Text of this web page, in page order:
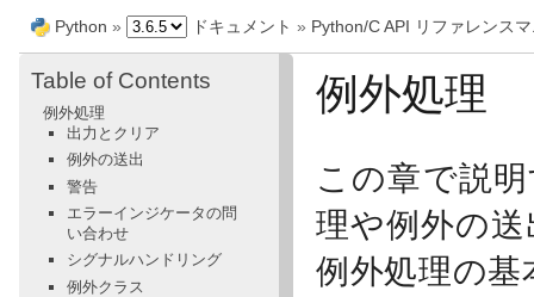
Python » ドキュメント » Python/C API リファレンス
例外処理
この章で説
理や例外の
例外処理の
Table of Contents
例外処理
出力とクリア
例外の送出
警告
エラーインジケータの問
い合わせ
シグナルハンドリング
例外クラス